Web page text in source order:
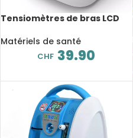
Tensiomètres de bras LCD
pression artérielle,
fréquence cardiaque, à
grande manchette
Matériels de santé
CHF 39.90